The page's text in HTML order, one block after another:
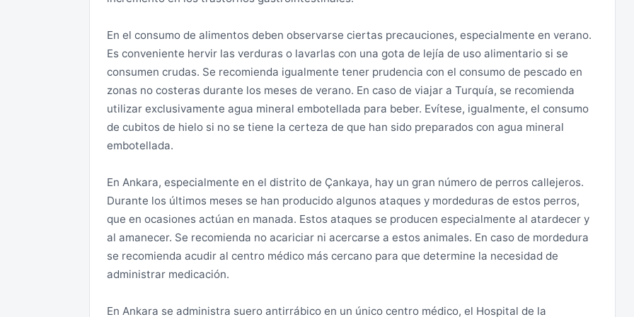
Tendürek, declaradas zonas de seguridad militar. En todo caso, y una vez levantada esa
prohibición, se recuerda que el acceso a estas montañas requiere la tramitación de una
autorización previa de las autoridades turcas. En el pasado se han producido secuestros de
ciudadanos extranjeros.
La frontera con Armenia permanece cerrada.
Si bien Turquía se considera como un país seguro en términos de criminalidad y delincuencia, se
recomienda extremar las precauciones en las grandes ciudades, especialmente en Estambul,
Ankara y en los lugares turísticos, donde puede haber manifestaciones y el índice de
criminalidad/delitos (robos) es mayor. Los lugares de interés turístico han sido y son objetivo
para las organizaciones terroristas activas y presentes en Turquía, por lo que debe extremarse
las autoridades locales.
trabajo remunerado, estudios, etc.) es necesario tramitar un visado de residencia ante la
Embajada de Turquía en Madrid o en el Consulado General de Turquía en Barcelona. Se deberá
solicitar el visado en la Embajada de Turquía en Madrid si el viajero es residente en Galicia,
Asturias, Cantabria, País Vasco, La Rioja, Navarra, Castilla y León, Madrid, Castilla La Mancha,
Extremadura, Andalucía y Canarias. En cambio, la solicitud deberá cursarse en el Consulado
General de Turquía en Barcelona si se es residente en Andorra, Aragón, Cataluña, Comunidad
Valenciana, Murcia y Baleares.
Para la obtención del visado de trabajo es necesaria además una carta del empleador turco y la
remisión de una serie de documentos por parte del empleador al Ministerio de Trabajo y
Seguridad Social turco en el plazo de diez días desde la fecha de solicitud de visado. Dicho
Ministerio resolverá en el plazo máximo de 30 días. Puede consultarse esta información en la
web del Ministerio de Trabajo y Seguridad Social turco.
En el consumo de alimentos deben observarse ciertas precauciones, especialmente en verano.
Es conveniente hervir las verduras o lavarlas con una gota de lejía de uso alimentario si se
consumen crudas. Se recomienda igualmente tener prudencia con el consumo de pescado en
zonas no costeras durante los meses de verano. En caso de viajar a Turquía, se recomienda
utilizar exclusivamente agua mineral embotellada para beber. Evítese, igualmente, el consumo
de cubitos de hielo si no se tiene la certeza de que han sido preparados con agua mineral
embotellada.
En Ankara, especialmente en el distrito de Çankaya, hay un gran número de perros callejeros.
Durante los últimos meses se han producido algunos ataques y mordeduras de estos perros,
que en ocasiones actúan en manada. Estos ataques se producen especialmente al atardecer y
al amanecer. Se recomienda no acariciar ni acercarse a estos animales. En caso de mordedura
se recomienda acudir al centro médico más cercano para que determine la necesidad de
administrar medicación.
En Ankara se administra suero antirrábico en un único centro médico, el Hospital de la